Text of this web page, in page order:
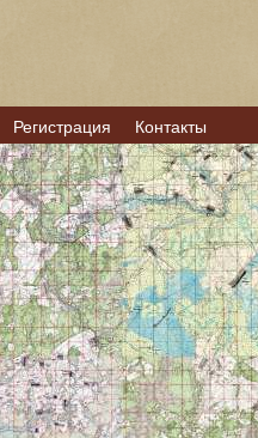
Регистрация Контакты